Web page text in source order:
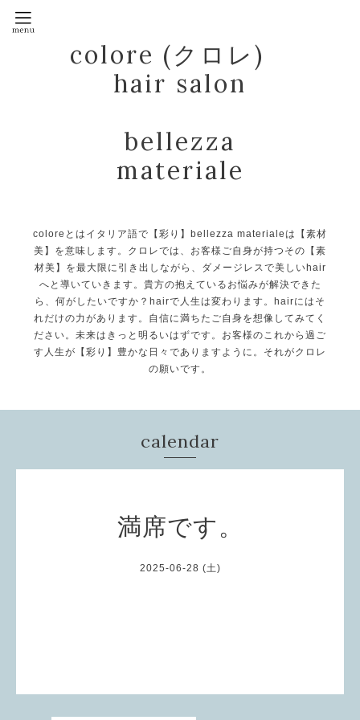
colore (クロレ)
hair salon
bellezza
materiale
coloreとはイタリア語で【彩り】bellezza materialeは【素材
美】を意味します。クロレでは、お客様ご自身が持つその【素
材美】を最大限に引き出しながら、ダメージレスで美しいhair
へと導いていきます。貴方の抱えているお悩みが解決できた
ら、何がしたいですか？hairで人生は変わります。hairにはそ
れだけの力があります。自信に満ちたご自身を想像してみてく
ださい。未来はきっと明るいはずです。お客様のこれから過ご
す人生が【彩り】豊かな日々でありますように。それがクロレ
の願いです。
calendar
満席です。
2025-06-28 (土)